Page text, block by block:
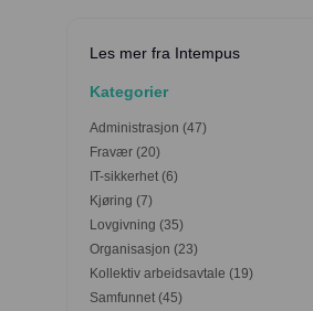
Les mer fra Intempus
Kategorier
Administrasjon (47)
Fravær (20)
IT-sikkerhet (6)
Kjøring (7)
Lovgivning (35)
Organisasjon (23)
Kollektiv arbeidsavtale (19)
Samfunnet (45)